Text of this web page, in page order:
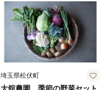
夏 静岡県 藤枝市
埼玉県松伏町
大舘農園 季節の野菜セット